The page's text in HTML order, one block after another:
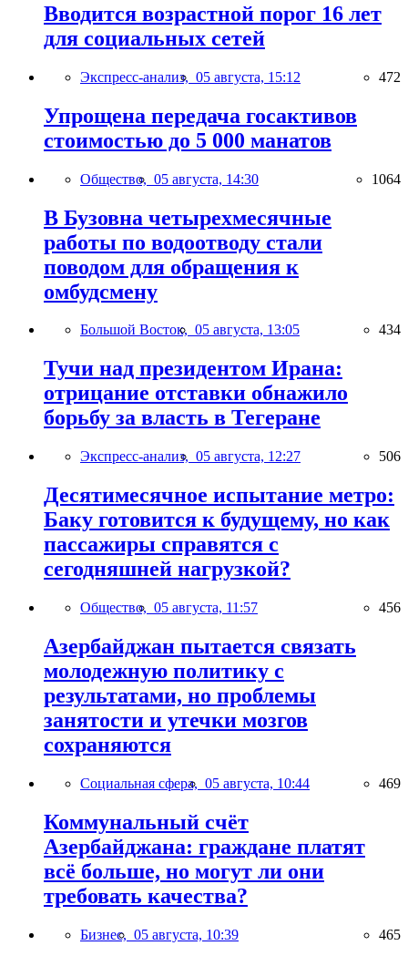
Вводится возрастной порог 16 лет
для социальных сетей
Экспресс-анализ, 05 августа, 15:12 472
Упрощена передача госактивов
стоимостью до 5 000 манатов
Общество, 05 августа, 14:30 1064
В Бузовна четырехмесячные
работы по водоотводу стали
поводом для обращения к
омбудсмену
Большой Восток, 05 августа, 13:05 434
Тучи над президентом Ирана:
отрицание отставки обнажило
борьбу за власть в Тегеране
Экспресс-анализ, 05 августа, 12:27 506
Десятимесячное испытание метро:
Баку готовится к будущему, но как
пассажиры справятся с
сегодняшней нагрузкой?
Общество, 05 августа, 11:57 456
Азербайджан пытается связать
молодежную политику с
результатами, но проблемы
занятости и утечки мозгов
сохраняются
Социальная сфера, 05 августа, 10:44 469
Коммунальный счёт
Азербайджана: граждане платят
всё больше, но могут ли они
требовать качества?
Бизнес, 05 августа, 10:39 465